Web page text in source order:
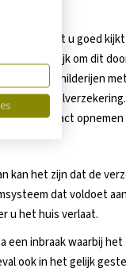
belang dat u goed
het belangrijk om dit
of schilderijen
contact opnemen
kan het zijn dat de
dat voldoet
u het huis verlaat.
inbraak waarbij
ook in het gelijk